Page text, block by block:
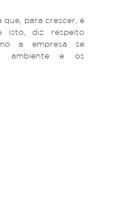
que, para crescer, é
isto, diz respeito
a empresa se
ambiente e os